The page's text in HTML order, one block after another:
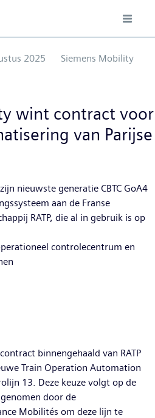
2025
Siemens Mobility
wint contract voor
van Parijse
nieuwste generatie CBTC GoA4
aan de Franse
RATP, die al in gebruik is op
controlecentrum en
binnengehaald van RATP
Train Operation Automation
13. Deze keuze volgt op de
door de
Mobilités om deze lijn te